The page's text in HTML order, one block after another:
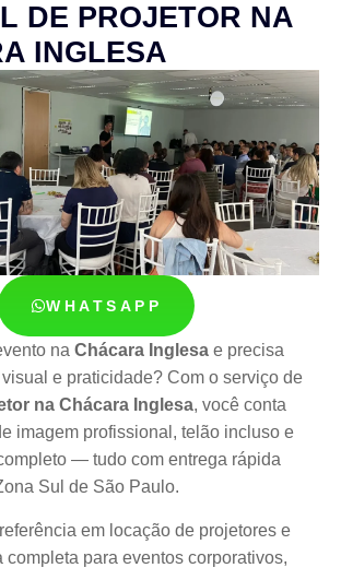
DE PROJETOR NA
INGLESA
WHATSAPP
na Chácara Inglesa e precisa
e praticidade? Com o serviço de
na Chácara Inglesa, você conta
imagem profissional, telão incluso e
— tudo com entrega rápida
Sul de São Paulo.
em locação de projetores e
completa para eventos corporativos,